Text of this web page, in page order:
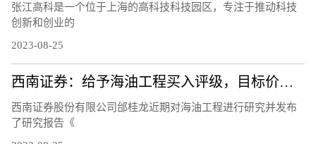
张江高科是一个位于上海的高科技科技园区，专注于推动科技
创新和创业的
2023-08-25
西南证券：给予海油工程买入评级，目标价位9.3元
西南证券股份有限公司邰桂龙近期对海油工程进行研究并发布
了研究报告《